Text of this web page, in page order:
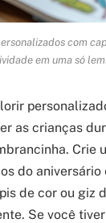
com
em uma só
as crianças
Crie
do aniversário
de cor ou giz
Se você